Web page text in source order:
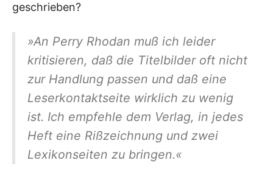
geschrieben?
»An Perry Rhodan muß ich leider
kritisieren, daß die Titelbilder oft nicht
zur Handlung passen und daß eine
Leserkontaktseite wirklich zu wenig
ist. Ich empfehle dem Verlag, in jedes
Heft eine Rißzeichnung und zwei
Lexikonseiten zu bringen.«